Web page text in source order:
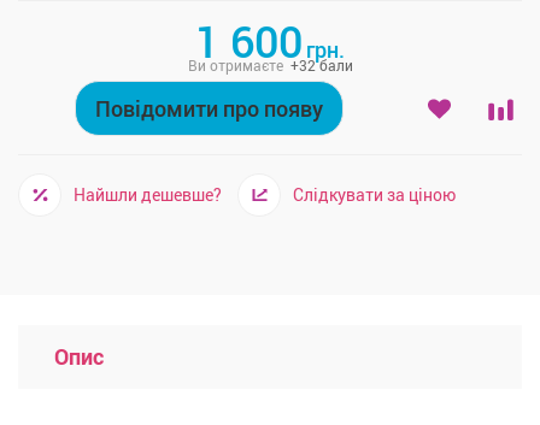
1 600 грн.
Ви отримаєте +32 бали
Повідомити про появу
Найшли дешевше? Слідкувати за ціною
Опис